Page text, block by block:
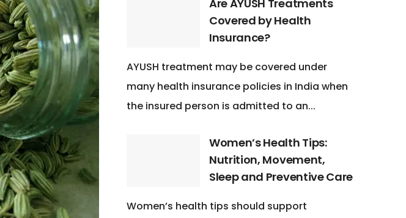
Are AYUSH Treatments
Covered by Health
Insurance?
AYUSH treatment may be covered under
many health insurance policies in India when
the insured person is admitted to an...
Women’s Health Tips:
Nutrition, Movement,
Sleep and Preventive Care
Women’s health tips should support